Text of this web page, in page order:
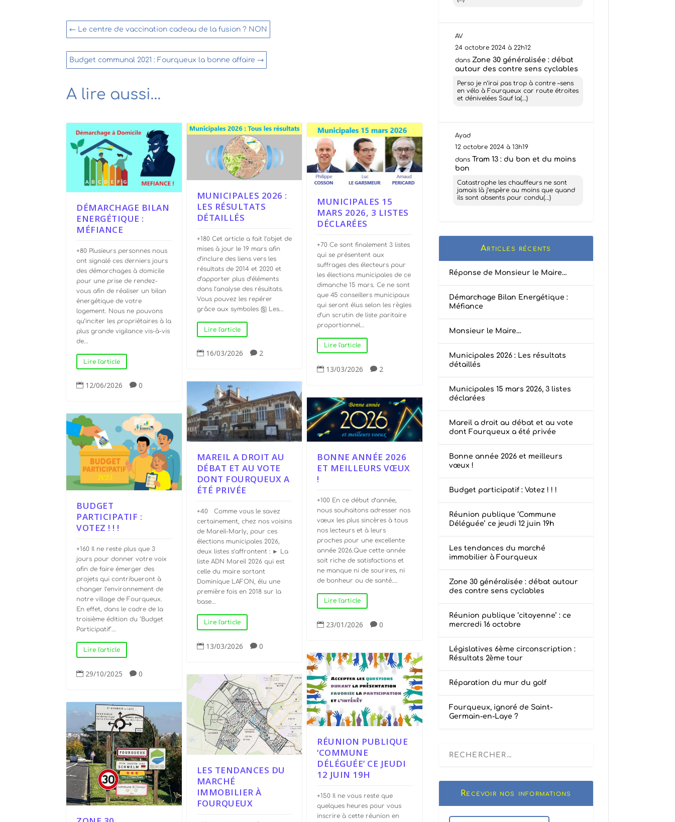
← Le centre de vaccination cadeau de la fusion ? NON
Budget communal 2021 : Fourqueux la bonne affaire →
A lire aussi…
DÉMARCHAGE BILAN
ENERGÉTIQUE :
MÉFIANCE
+80 Plusieurs personnes nous
ont signalé ces derniers jours
des démarchages à domicile
pour une prise de rendez-
vous afin de réaliser un bilan
énergétique de votre
logement. Nous ne pouvons
qu’inciter les propriétaires à la
plus grande vigilance vis-à-vis
de...
Lire l'article
 12/06/2026  0
MUNICIPALES 2026 :
LES RÉSULTATS
DÉTAILLÉS
+180 Cet article a fait l’objet de
mises à jour le 19 mars afin
d’inclure des liens vers les
résultats de 2014 et 2020 et
d’apporter plus d’éléments
dans l’analyse des résultats.
Vous pouvez les repérer
grâce aux symboles (§) Les...
Lire l'article
 16/03/2026  2
MUNICIPALES 15
MARS 2026, 3 LISTES
DÉCLARÉES
+70 Ce sont finalement 3 listes
qui se présentent aux
suffrages des électeurs pour
les élections municipales de ce
dimanche 15 mars. Ce ne sont
que 45 conseillers municipaux
qui seront élus selon les règles
d’un scrutin de liste paritaire
proportionnel...
Lire l'article
 13/03/2026  2
MAREIL A DROIT AU
DÉBAT ET AU VOTE
DONT FOURQUEUX A
ÉTÉ PRIVÉE
+40 Comme vous le savez
certainement, chez nos voisins
de Mareil-Marly, pour ces
élections municipales 2026,
deux listes s’affrontent : ► La
liste ADN Mareil 2026 qui est
celle du maire sortant
Dominique LAFON, élu une
première fois en 2018 sur la
base...
Lire l'article
 13/03/2026  0
BONNE ANNÉE 2026
ET MEILLEURS VŒUX
!
+100 En ce début d’année,
nous souhaitons adresser nos
vœux les plus sincères à tous
nos lecteurs et à leurs
proches pour une excellente
année 2026.Que cette année
soit riche de satisfactions et
ne manque ni de sourires, ni
de bonheur ou de santé....
Lire l'article
 23/01/2026  0
BUDGET
PARTICIPATIF :
VOTEZ ! ! !
+160 Il ne reste plus que 3
jours pour donner votre voix
afin de faire émerger des
projets qui contribueront à
changer l’environnement de
notre village de Fourqueux.
En effet, dans le cadre de la
troisième édition du ‘Budget
Participatif‘...
Lire l'article
 29/10/2025  0
RÉUNION PUBLIQUE
‘COMMUNE
DÉLÉGUÉE’ CE JEUDI
12 JUIN 19H
+150 Il ne vous reste que
quelques heures pour vous
inscrire à cette réunion en
LES TENDANCES DU
MARCHÉ
IMMOBILIER À
FOURQUEUX
AV
24 octobre 2024 à 22h12
dans Zone 30 généralisée : débat
autour des contre sens cyclables
Perso je n’irai pas trop à contre –sens
en vélo à Fourqueux car route étroites
et dénivelées Sauf la(...)
Ayad
12 octobre 2024 à 13h19
dans Tram 13 : du bon et du moins
bon
Catastrophe les chauffeurs ne sont
jamais là j’espère au moins que quand
ils sont absents pour condu(...)
Articles récents
Réponse de Monsieur le Maire…
Démarchage Bilan Energétique :
Méfiance
Monsieur le Maire…
Municipales 2026 : Les résultats
détaillés
Municipales 15 mars 2026, 3 listes
déclarées
Mareil a droit au débat et au vote
dont Fourqueux a été privée
Bonne année 2026 et meilleurs
vœux !
Budget participatif : Votez ! ! !
Réunion publique ‘Commune
Déléguée’ ce jeudi 12 juin 19h
Les tendances du marché
immobilier à Fourqueux
Zone 30 généralisée : débat autour
des contre sens cyclables
Réunion publique ‘citoyenne’ : ce
mercredi 16 octobre
Législatives 6ème circonscription :
Résultats 2ème tour
Réparation du mur du golf
Fourqueux, ignoré de Saint-
Germain-en-Laye ?
Recevoir nos informations